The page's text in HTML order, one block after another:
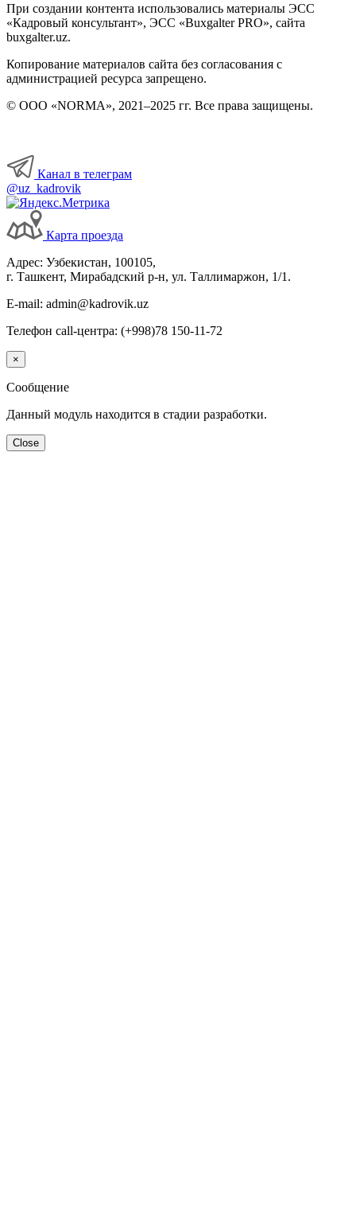
При создании контента использовались материалы ЭСС
«Кадровый консультант», ЭСС «Buxgalter PRO», сайта
buxgalter.uz.
Копирование материалов сайта без согласования с
администрацией ресурса запрещено.
© ООО «NORMA», 2021–2025 гг. Все права защищены.
Канал в телеграм
@uz_kadrovik
Карта проезда
Адрес: Узбекистан, 100105,
г. Ташкент, Мирабадский р-н, ул. Таллимаржон, 1/1.
E-mail: admin@kadrovik.uz
Телефон call-центра: (+998)78 150-11-72
×
Сообщение
Данный модуль находится в стадии разработки.
Close